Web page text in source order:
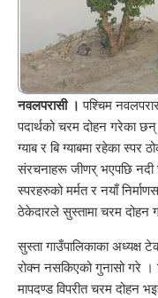
नवलपरासी । पश्चिम
पदार्थको चरम दोहन गरेका
ग्याब र बि ग्याबमा रहेका
संरचनाहरू जीणर् भएपछि नदी
स्परहरुको मर्मत र नयाँ
ठेकेदारले सुस्तामा चरम दोहन
सुस्ता गाउँपालिकाका अध्यक्ष
रोक्न नसकिएको गुनासो गरे
मापदण्ड विपरीत चरम दोहन